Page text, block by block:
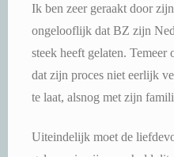
Ik ben zeer geraakt door
ongelooflijk dat BZ zijn
steek heeft gelaten.
dat zijn proces niet eerlijk
te laat, alsnog met zijn
Uiteindelijk moet de